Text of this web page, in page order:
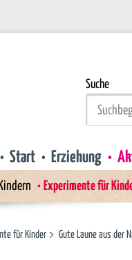
Suche
Start Erziehung
Experimente für
für Kinder Gute Laune aus der